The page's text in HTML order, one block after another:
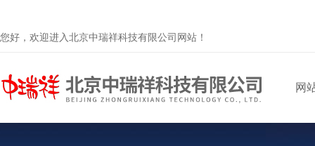
您好，欢迎进入北京中瑞祥科技有限公司网站！
网